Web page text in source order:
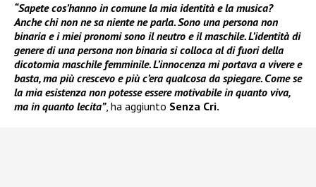
“Sapete cos’hanno in comune la mia identità e la musica?
Anche chi non ne sa niente ne parla. Sono una persona non
binaria e i miei pronomi sono il neutro e il maschile. L’identità di
genere di una persona non binaria si colloca al di fuori della
dicotomia maschile femminile. L’innocenza mi portava a vivere e
basta, ma più crescevo e più c’era qualcosa da spiegare. Come se
la mia esistenza non potesse essere motivabile in quanto viva,
ma in quanto lecita”, ha aggiunto Senza Cri.